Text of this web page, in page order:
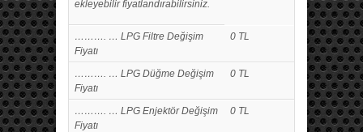
ekleyebilir fiyatlandırabilirsiniz.
………. … LPG Filtre Değişim
Fiyatı
0 TL
………. … LPG Düğme Değişim
Fiyatı
0 TL
………. … LPG Enjektör Değişim
Fiyatı
0 TL